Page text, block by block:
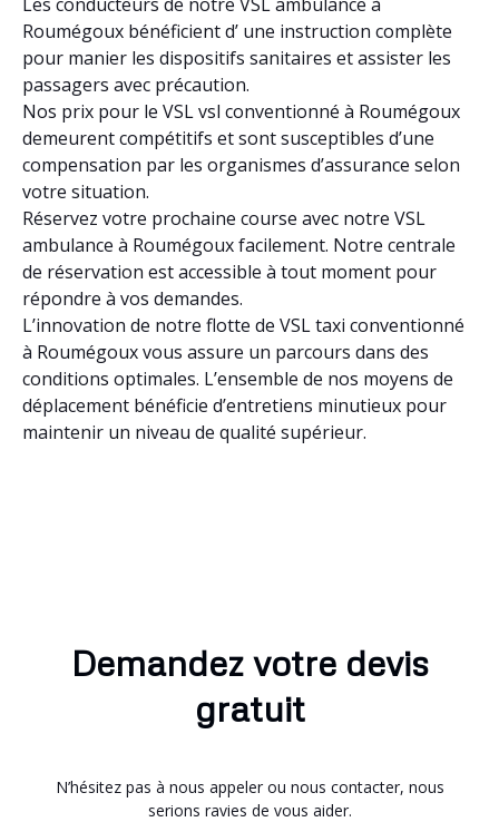
Roumégoux bénéficient d’ une instruction complète
pour manier les dispositifs sanitaires et assister les
passagers avec précaution.
Nos prix pour le VSL vsl conventionné à Roumégoux
demeurent compétitifs et sont susceptibles d’une
compensation par les organismes d’assurance selon
votre situation.
Réservez votre prochaine course avec notre VSL
ambulance à Roumégoux facilement. Notre centrale
de réservation est accessible à tout moment pour
répondre à vos demandes.
L’innovation de notre flotte de VSL taxi conventionné
à Roumégoux vous assure un parcours dans des
conditions optimales. L’ensemble de nos moyens de
déplacement bénéficie d’entretiens minutieux pour
maintenir un niveau de qualité supérieur.
Demandez votre devis
gratuit
N’hésitez pas à nous appeler ou nous contacter, nous
serions ravies de vous aider.